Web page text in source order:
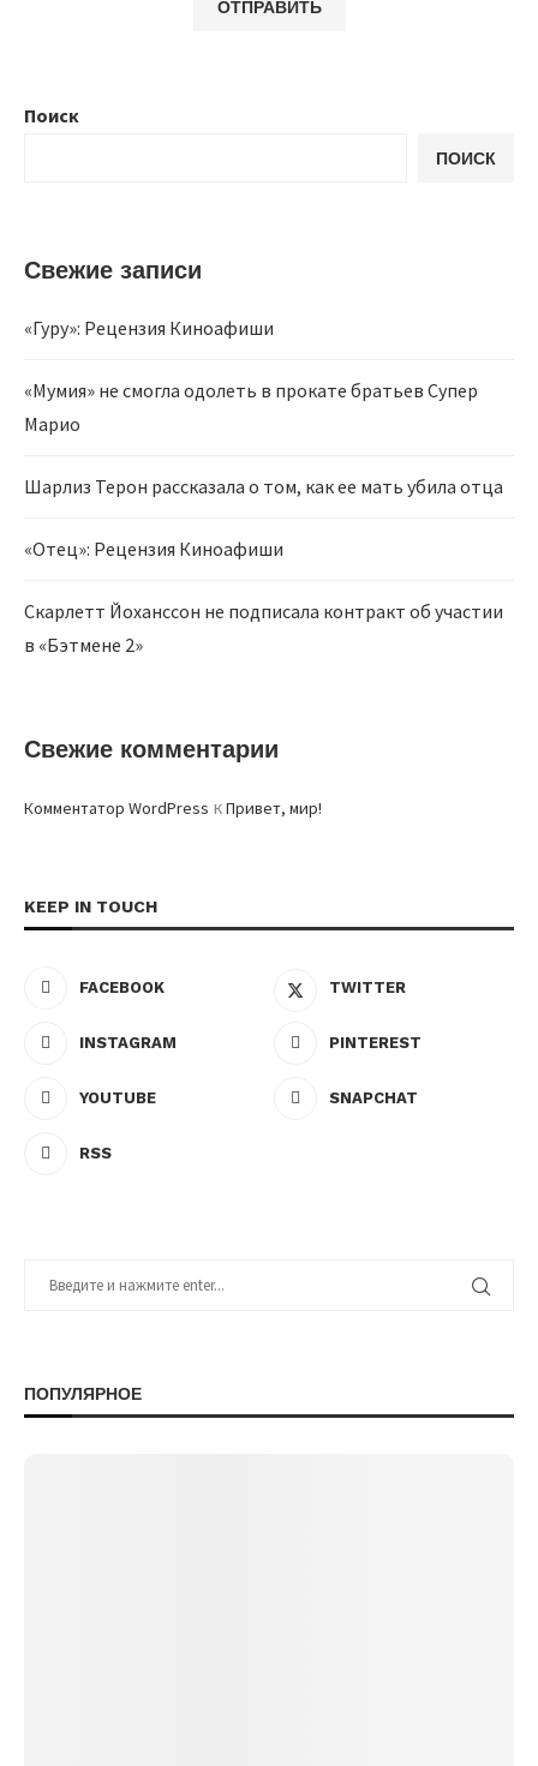
Поиск
ПОИСК
Свежие записи
«Гуру»: Рецензия Киноафиши
«Мумия» не смогла одолеть в прокате братьев Супер
Марио
Шарлиз Терон рассказала о том, как ее мать убила отца
«Отец»: Рецензия Киноафиши
Скарлетт Йоханссон не подписала контракт об участии
в «Бэтмене 2»
Свежие комментарии
Комментатор WordPress кПривет, мир!
KEEP IN TOUCH
FACEBOOK TWITTER
INSTAGRAM PINTEREST
YOUTUBE SNAPCHAT
RSS
ПОПУЛЯРНОЕ